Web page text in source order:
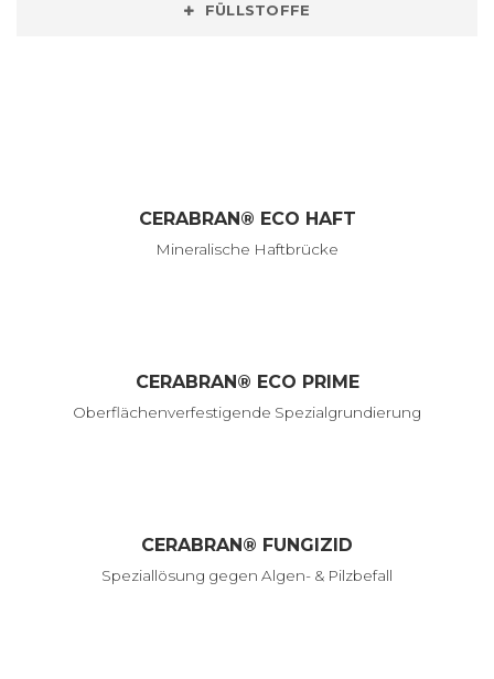
FÜLLSTOFFE
CERABRAN® ECO HAFT
Mineralische Haftbrücke
CERABRAN® ECO PRIME
Oberflächenverfestigende Spezialgrundierung
CERABRAN® FUNGIZID
Speziallösung gegen Algen- & Pilzbefall